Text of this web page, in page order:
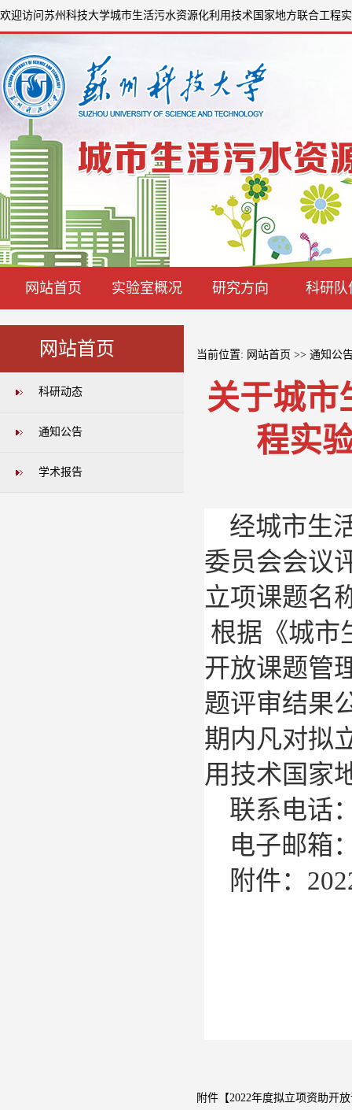
欢迎访问苏州科技大学城市生活污水资源化利用技术国家地方联合工程
网站首页 实验室概况 研究方向 科研队
网站首页
科研动态
通知公告
学术报告
当前位置: 网站首页 >> 通知公
关于城市
程实
经城市生
委员会会议
立项课题名
根据《城市
开放课题管
题评审结果
期内凡对拟
用技术国家
联系电话
电子邮箱
附件：
附件【2022年度拟立项资助开